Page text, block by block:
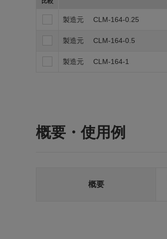
製造元 CLM-164-0.25
製造元 CLM-164-0.5
製造元 CLM-164-1
概要・使用例
概要